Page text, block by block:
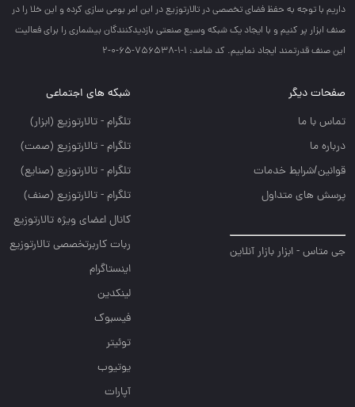
داريم با توجه به حفظ فضاي تخصصي در تالارتوزيع در اين امر بومي سازي كرده و اين خلا را در
صنف ابزار پر كنيم و با ايجاد يك شبكه وسيع صنعتي بازديدكنندگان بيشماري را براي فعاليت
اين صنف قدرتمند ايجاد نماييم. کد شامد: 1-1-756538-65-0-2
صفحات دیگر
تماس با ما
درباره ما
قوانین/شرایط خدمات
پرسش های متداول
جی متاس - ابزار بازار آنلاین
شبکه های اجتماعی
تلگرام - تالارتوزيع (ابزار)
تلگرام - تالارتوزيع (صمت)
تلگرام - تالارتوزيع (صنايع)
تلگرام - تالارتوزیع (صنف)
کانال اعضای ویژه تالارتوزیع
ربات کاربرتخصصی تالارتوزیع
اینستاگرام
لینکدین
فیسبوک
توئیتر
یوتیوب
آپارات